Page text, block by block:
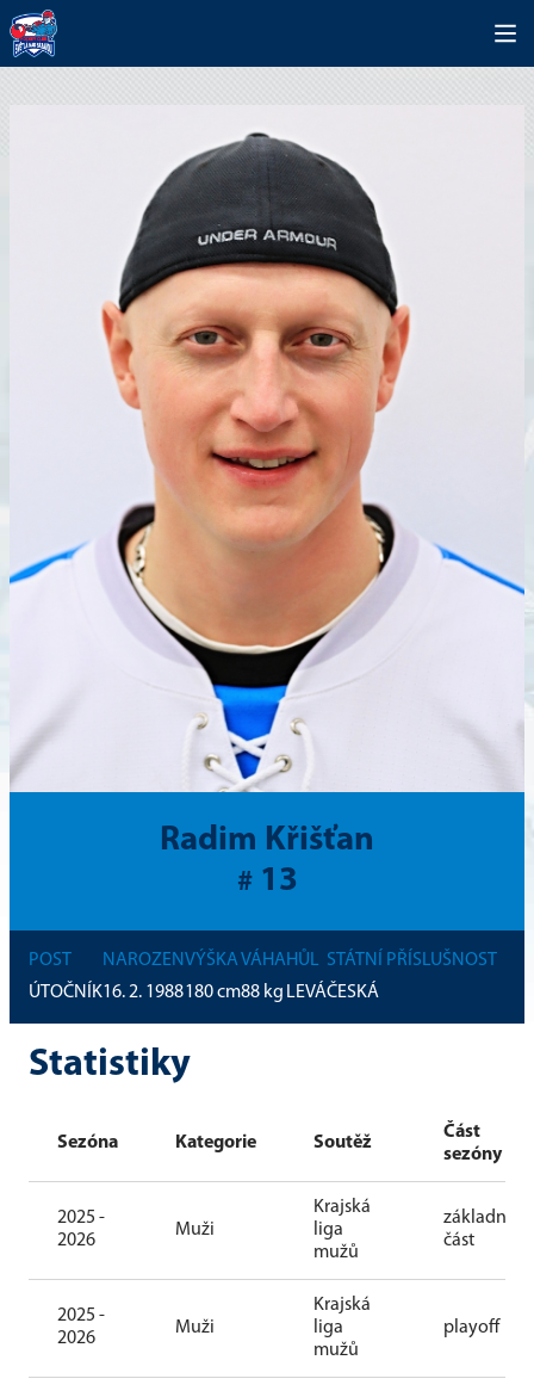
Radim Křišťan
# 13
POST
ÚTOČNÍK
NAROZEN
16. 2. 1988
VÝŠKA
180cm
VÁHA
88 kg
HŮL
LEVÁ
STÁTNÍ PŘÍSLUŠNOST
ČESKÁ
Statistiky
Sezóna Kategorie Soutěž
Část
sezóny
2025 -
2026
Muži
Krajská
liga
mužů
základní
část
2025 -
2026
Muži
Krajská
liga
mužů
playoff